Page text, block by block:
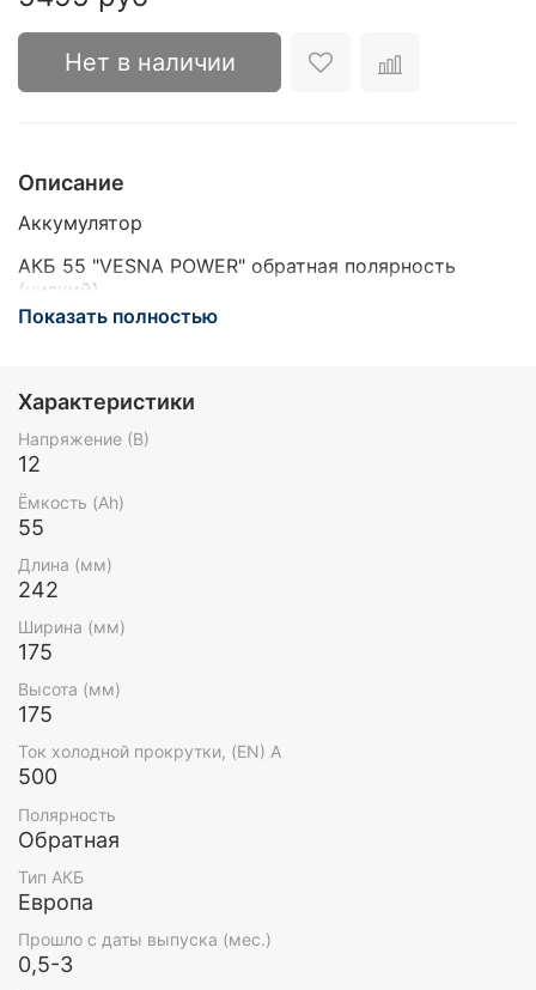
Нет в наличии
Описание
Аккумулятор
АКБ 55 "VESNA POWER" обратная полярность
(низкий)
Показать полностью
Характеристики
Напряжение (В)
12
Ёмкость (Ah)
55
Длина (мм)
242
Ширина (мм)
175
Высота (мм)
175
Ток холодной прокрутки, (EN) А
500
Полярность
Обратная
Тип АКБ
Европа
Прошло с даты выпуска (мес.)
0,5-3